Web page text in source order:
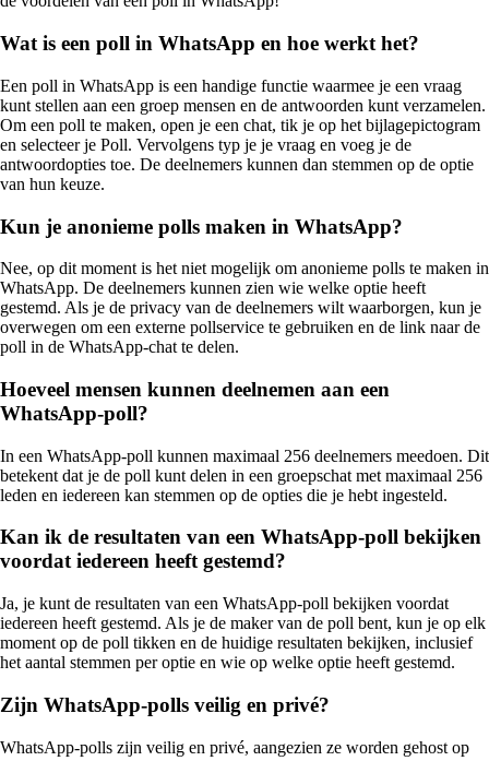
Wat is een poll in WhatsApp en hoe werkt het?
Een poll in WhatsApp is een handige functie waarmee je een vraag
kunt stellen aan een groep mensen en de antwoorden kunt verzamelen.
Om een poll te maken, open je een chat, tik je op het bijlagepictogram
en selecteer je Poll. Vervolgens typ je je vraag en voeg je de
antwoordopties toe. De deelnemers kunnen dan stemmen op de optie
van hun keuze.
Kun je anonieme polls maken in WhatsApp?
Nee, op dit moment is het niet mogelijk om anonieme polls te maken in
WhatsApp. De deelnemers kunnen zien wie welke optie heeft
gestemd. Als je de privacy van de deelnemers wilt waarborgen, kun je
overwegen om een externe pollservice te gebruiken en de link naar de
poll in de WhatsApp-chat te delen.
Hoeveel mensen kunnen deelnemen aan een
WhatsApp-poll?
In een WhatsApp-poll kunnen maximaal 256 deelnemers meedoen. Dit
betekent dat je de poll kunt delen in een groepschat met maximaal 256
leden en iedereen kan stemmen op de opties die je hebt ingesteld.
Kan ik de resultaten van een WhatsApp-poll bekijken
voordat iedereen heeft gestemd?
Ja, je kunt de resultaten van een WhatsApp-poll bekijken voordat
iedereen heeft gestemd. Als je de maker van de poll bent, kun je op elk
moment op de poll tikken en de huidige resultaten bekijken, inclusief
het aantal stemmen per optie en wie op welke optie heeft gestemd.
Zijn WhatsApp-polls veilig en privé?
WhatsApp-polls zijn veilig en privé, aangezien ze worden gehost op